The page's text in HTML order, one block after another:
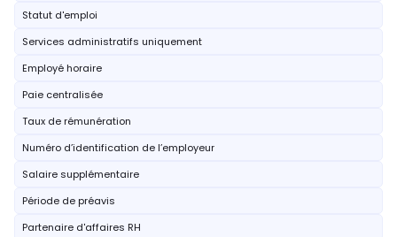
Statut d'emploi
Services administratifs uniquement
Employé horaire
Paie centralisée
Taux de rémunération
Numéro d’identification de l’employeur
Salaire supplémentaire
Période de préavis
Partenaire d'affaires RH